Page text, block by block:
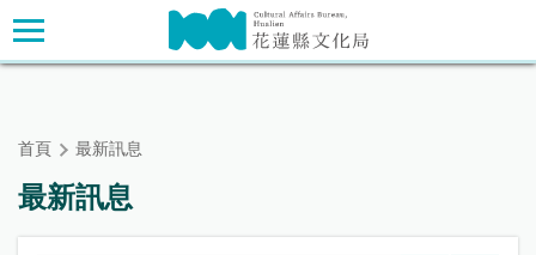
跳
到
主
主要內容區塊
首頁 最新訊息
最新訊息